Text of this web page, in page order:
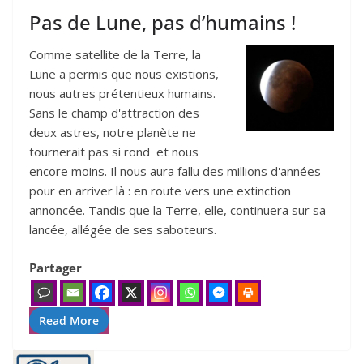
Pas de Lune, pas d’humains !
Comme satellite de la Terre, la
Lune a permis que nous existions,
nous autres prétentieux humains.
Sans le champ d'attraction des
deux astres, notre planète ne
tournerait pas si rond et nous
encore moins. Il nous aura fallu des millions d'années
pour en arriver là : en route vers une extinction
annoncée. Tandis que la Terre, elle, continuera sur sa
lancée, allégée de ses saboteurs.
Partager
Read More